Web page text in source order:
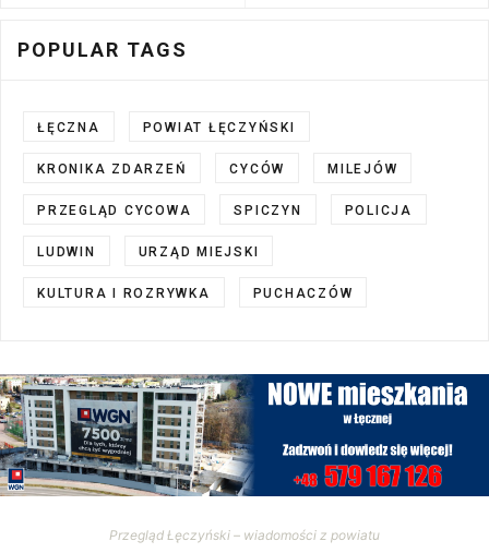
POPULAR TAGS
ŁĘCZNA POWIAT ŁĘCZYŃSKI
KRONIKA ZDARZEŃ CYCÓW MILEJÓW
PRZEGLĄD CYCOWA SPICZYN POLICJA
LUDWIN URZĄD MIEJSKI
KULTURA I ROZRYWKA PUCHACZÓW
Przegląd Łęczyński – wiadomości z powiatu